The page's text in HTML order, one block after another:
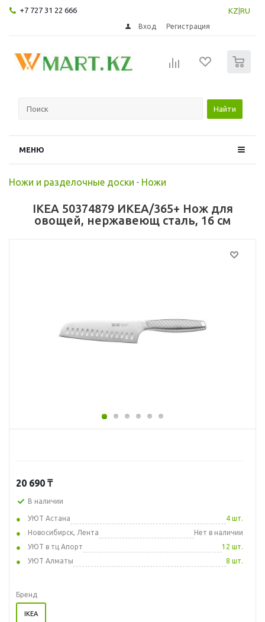
+7 727 31 22 666 KZ RU
Вход Регистрация
Найти
МЕНЮ
Ножи и разделочные доски - Ножи
IKEA 50374879 ИКЕА/365+ Нож для
овощей, нержавеющ сталь, 16 см
20 690 ₸
В наличии
УЮТ Астана
4 шт.
Новосибирск, Лента
Нет в наличии
УЮТ в тц Апорт
12 шт.
УЮТ Алматы
8 шт.
Бренд
IKEA